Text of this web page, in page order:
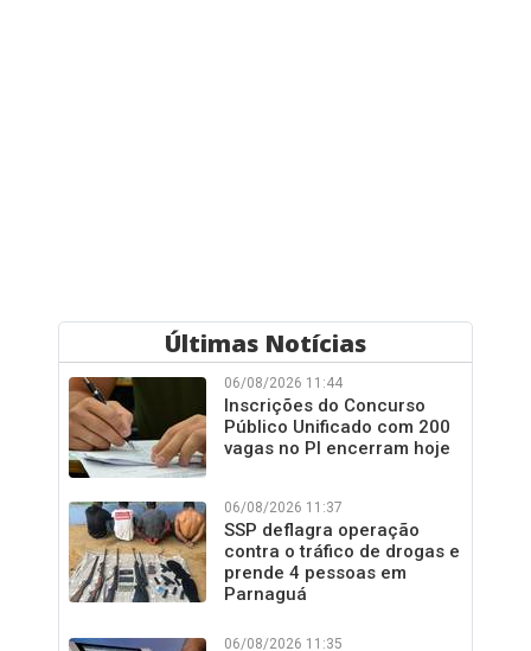
Últimas Notícias
06/08/2026 11:44
Inscrições do Concurso
Público Unificado com 200
vagas no PI encerram hoje
06/08/2026 11:37
SSP deflagra operação
contra o tráfico de drogas e
prende 4 pessoas em
Parnaguá
06/08/2026 11:35